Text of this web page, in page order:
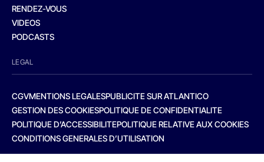
RENDEZ-VOUS
VIDEOS
PODCASTS
LEGAL
CGVMENTIONS LEGALESPUBLICITE SUR ATLANTICO
GESTION DES COOKIESPOLITIQUE DE CONFIDENTIALITE
POLITIQUE D’ACCESSIBILITEPOLITIQUE RELATIVE AUX COOKIES
CONDITIONS GENERALES D’UTILISATION